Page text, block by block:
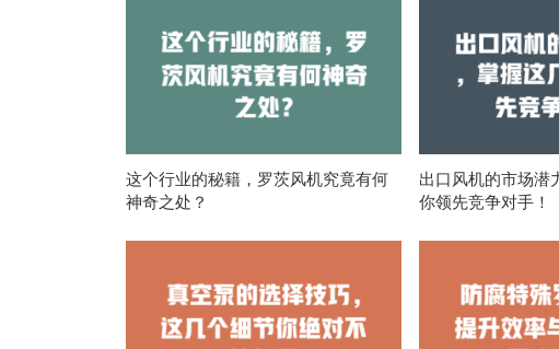
这个行业的秘籍，罗茨风机究竟有何
神奇之处？
出口风机的市场潜
你领先竞争对手！